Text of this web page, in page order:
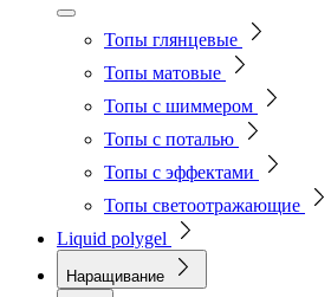
Топы глянцевые
Топы матовые
Топы с шиммером
Топы с поталью
Топы с эффектами
Топы светоотражающие
Liquid polygel
Наращивание